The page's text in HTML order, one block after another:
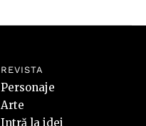
REVISTA
Personaje
Arte
Intră la idei